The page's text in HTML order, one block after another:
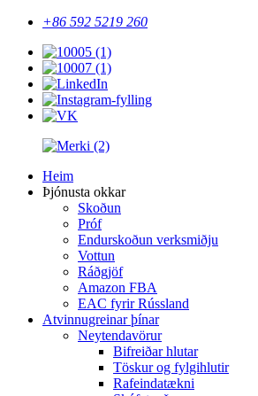
+86 592 5219 260
Heim
Þjónusta okkar
Skoðun
Próf
Endurskoðun verksmiðju
Vottun
Ráðgjöf
Amazon FBA
EAC fyrir Rússland
Atvinnugreinar þínar
Neytendavörur
Bifreiðar hlutar
Töskur og fylgihlutir
Rafeindatækni